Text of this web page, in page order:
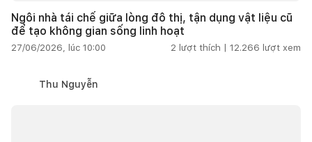
Ngôi nhà tái chế giữa lòng đô thị, tận dụng vật liệu cũ
để tạo không gian sống linh hoạt
27/06/2026, lúc 10:00 2 lượt thích | 12.266 lượt xem
Thu Nguyễn